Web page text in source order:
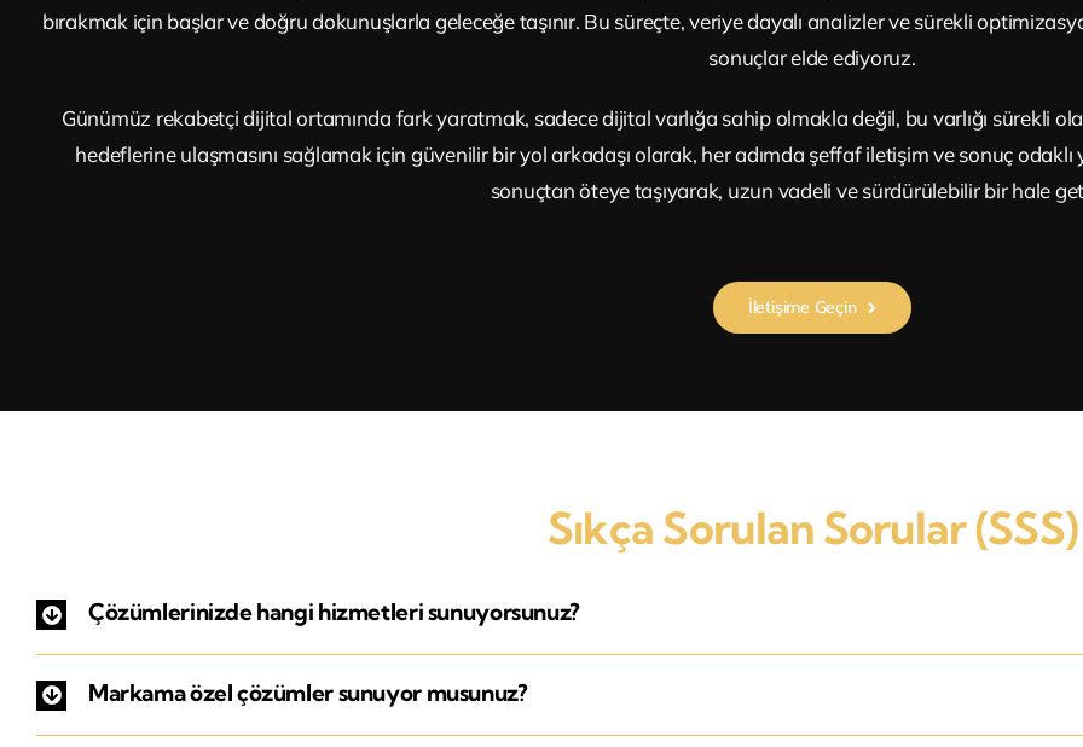
bırakmak için başlar ve doğru dokunuşlarla geleceğe taşınır. Bu süreçte, veriye dayalı analizler ve sürekli
sonuçlar elde ediyoruz.
Günümüz rekabetçi dijital ortamında fark yaratmak, sadece dijital varlığa sahip olmakla değil, bu varlığı sürekli
hedeflerine ulaşmasını sağlamak için güvenilir bir yol arkadaşı olarak, her adımda şeffaf iletişim ve sonuç odaklı
sonuçtan öteye taşıyarak, uzun vadeli ve sürdürülebilir bir hale
İletişime Geçin
Sıkça Sorulan Sorular (SSS)
Çözümlerinizde hangi hizmetleri sunuyorsunuz?
Markama özel çözümler sunuyor musunuz?